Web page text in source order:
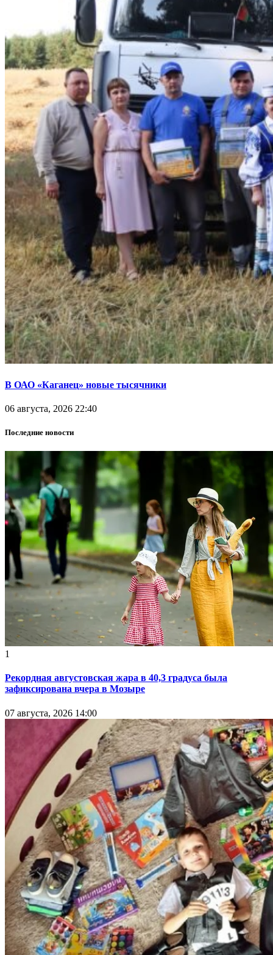
В ОАО «Каганец» новые тысячники
06 августа, 2026 22:40
Последние новости
1
Рекордная августовская жара в 40,3 градуса была
зафиксирована вчера в Мозыре
07 августа, 2026 14:00